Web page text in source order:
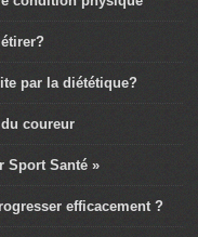
par la diététique?
coureur
Sport Santé »
efficacement ?